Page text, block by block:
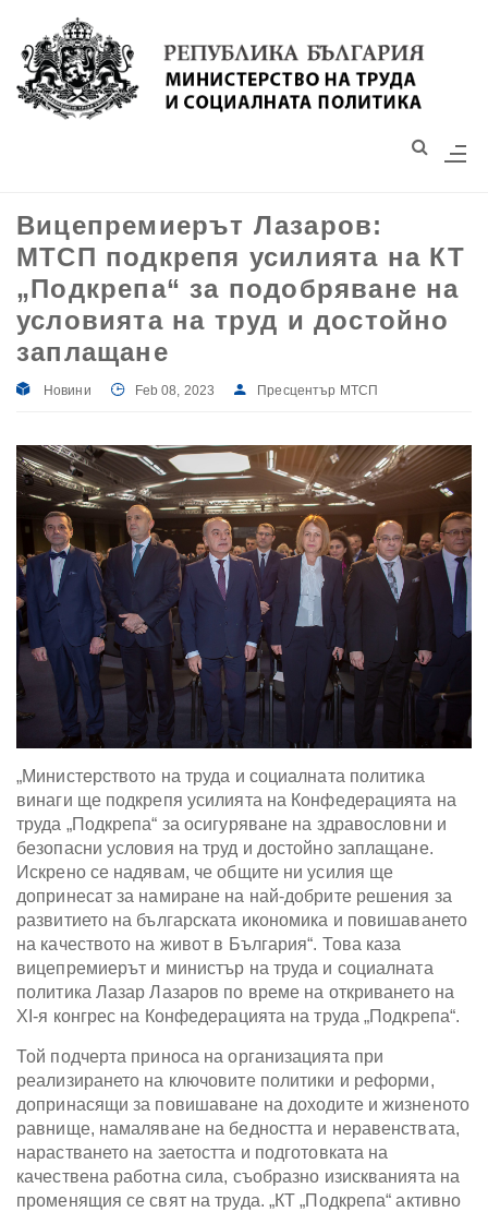
Моля,
обърнете
със
система
достъпност.
Вицепремиерът Лазаров:
МТСП подкрепя усилията на КТ
„Подкрепа“ за подобряване на
условията на труд и достойно
заплащане
Новини Feb 08, 2023 Пресцентър МТСП
„Министерството на труда и социалната политика
винаги ще подкрепя усилията на Конфедерацията на
труда „Подкрепа“ за осигуряване на здравословни и
безопасни условия на труд и достойно заплащане.
Искрено се надявам, че общите ни усилия ще
допринесат за намиране на най-добрите решения за
развитието на българската икономика и повишаването
на качеството на живот в България“. Това каза
вицепремиерът и министър на труда и социалната
политика Лазар Лазаров по време на откриването на
XI-я конгрес на Конфедерацията на труда „Подкрепа“.
Той подчерта приноса на организацията при
реализирането на ключовите политики и реформи,
допринасящи за повишаване на доходите и жизненото
равнище, намаляване на бедността и неравенствата,
нарастването на заетостта и подготовката на
качествена работна сила, съобразно изискванията на
променящия се свят на труда. „КТ „Подкрепа“ активно